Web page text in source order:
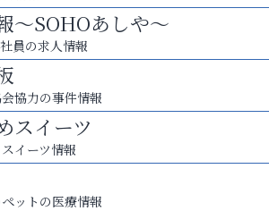
～SOHOあしや～
員の求人情報
協力の事件情報
スイーツ
イーツ情報
ットの医療情報